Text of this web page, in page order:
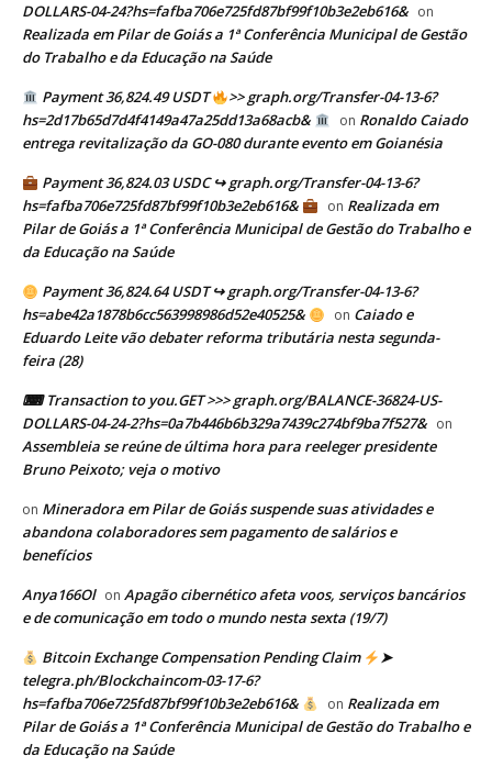
DOLLARS-04-24?hs=fafba706e725fd87bf99f10b3e2eb616& on
Realizada em Pilar de Goiás a 1ª Conferência Municipal de Gestão
do Trabalho e da Educação na Saúde
Payment 36,824.49 USDT
>> graph.org/Transfer-04-13-6?
hs=2d17b65d7d4f4149a47a25dd13a68acb&
on Ronaldo Caiado
entrega revitalização da GO-080 durante evento em Goianésia
Payment 36,824.03 USDC ↪ graph.org/Transfer-04-13-6?
hs=fafba706e725fd87bf99f10b3e2eb616&
on Realizada em
Pilar de Goiás a 1ª Conferência Municipal de Gestão do Trabalho e
da Educação na Saúde
Payment 36,824.64 USDT ↪ graph.org/Transfer-04-13-6?
hs=abe42a1878b6cc563998986d52e40525&
on Caiado e
Eduardo Leite vão debater reforma tributária nesta segunda-
feira (28)
⌨ Transaction to you.GET >>> graph.org/BALANCE-36824-US-
DOLLARS-04-24-2?hs=0a7b446b6b329a7439c274bf9ba7f527& on
Assembleia se reúne de última hora para reeleger presidente
Bruno Peixoto; veja o motivo
on Mineradora em Pilar de Goiás suspende suas atividades e
abandona colaboradores sem pagamento de salários e
benefícios
Anya166Ol on Apagão cibernético afeta voos, serviços bancários
e de comunicação em todo o mundo nesta sexta (19/7)
Bitcoin Exchange Compensation Pending Claim
➤
telegra.ph/Blockchaincom-03-17-6?
hs=fafba706e725fd87bf99f10b3e2eb616&
on Realizada em
Pilar de Goiás a 1ª Conferência Municipal de Gestão do Trabalho e
da Educação na Saúde